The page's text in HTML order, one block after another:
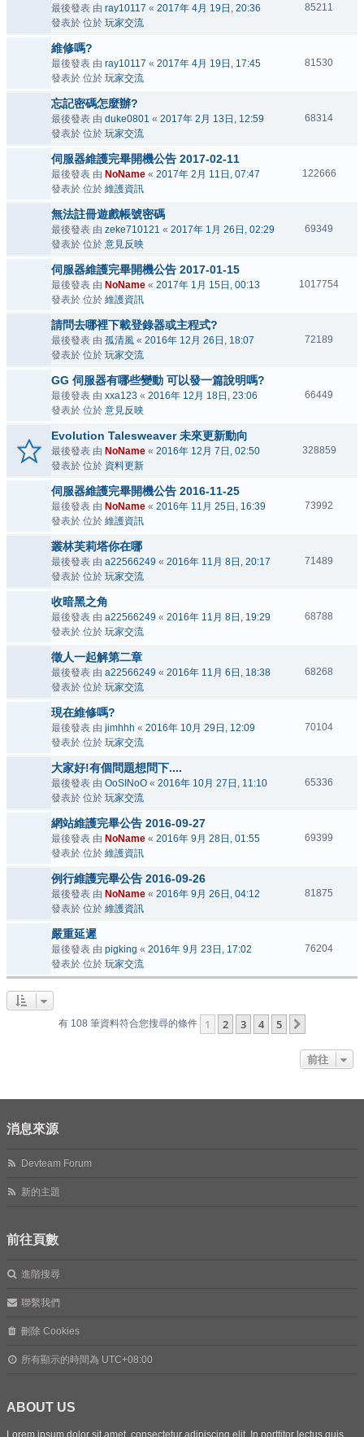
最後發表 由 ray10117 « 2017年 4月 19日, 20:36
發表於 位於 玩家交流
85211
維修嗎?
最後發表 由 ray10117 « 2017年 4月 19日, 17:45
發表於 位於 玩家交流
81530
忘記密碼怎麼辦?
最後發表 由 duke0801 « 2017年 2月 13日, 12:59
發表於 位於 玩家交流
68314
伺服器維護完畢開機公告 2017-02-11
最後發表 由 NoName « 2017年 2月 11日, 07:47
發表於 位於 維護資訊
122666
無法註冊遊戲帳號密碼
最後發表 由 zeke710121 « 2017年 1月 26日, 02:29
發表於 位於 意見反映
69349
伺服器維護完畢開機公告 2017-01-15
最後發表 由 NoName « 2017年 1月 15日, 00:13
發表於 位於 維護資訊
1017754
請問去哪裡下載登錄器或主程式?
最後發表 由 孤清風 « 2016年 12月 26日, 18:07
發表於 位於 玩家交流
72189
GG 伺服器有哪些變動 可以發一篇說明嗎?
最後發表 由 xxa123 « 2016年 12月 18日, 23:06
發表於 位於 意見反映
66449
Evolution Talesweaver 未來更新動向
最後發表 由 NoName « 2016年 12月 7日, 02:50
發表於 位於 資料更新
328859
伺服器維護完畢開機公告 2016-11-25
最後發表 由 NoName « 2016年 11月 25日, 16:39
發表於 位於 維護資訊
73992
叢林芙莉塔你在哪
最後發表 由 a22566249 « 2016年 11月 8日, 20:17
發表於 位於 玩家交流
71489
收暗黑之角
最後發表 由 a22566249 « 2016年 11月 8日, 19:29
發表於 位於 玩家交流
68788
徵人一起解第二章
最後發表 由 a22566249 « 2016年 11月 6日, 18:38
發表於 位於 玩家交流
68268
現在維修嗎?
最後發表 由 jimhhh « 2016年 10月 29日, 12:09
發表於 位於 玩家交流
70104
大家好!有個問題想問下....
最後發表 由 OoSINoO « 2016年 10月 27日, 11:10
發表於 位於 玩家交流
65336
網站維護完畢公告 2016-09-27
最後發表 由 NoName « 2016年 9月 28日, 01:55
發表於 位於 維護資訊
69399
例行維護完畢公告 2016-09-26
最後發表 由 NoName « 2016年 9月 26日, 04:12
發表於 位於 維護資訊
81875
嚴重延遲
最後發表 由 pigking « 2016年 9月 23日, 17:02
發表於 位於 玩家交流
76204
有 108 筆資料符合您搜尋的條件 1 2 3 4 5
前往
消息來源
Devteam Forum
新的主題
前往頁數
進階搜尋
聯繫我們
刪除 Cookies
所有顯示的時間為 UTC+08:00
ABOUT US
Lorem ipsum dolor sit amet, consectetur adipiscing elit. In porttitor lectus quis